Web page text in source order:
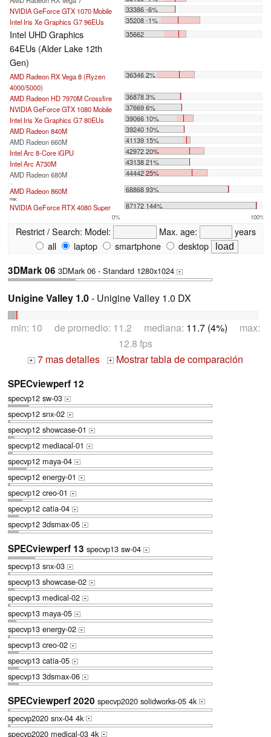
NVIDIA GeForce GTX 1070 Mobile
33386 -6%
Intel Iris Xe Graphics G7 96EUs
35208 -1%
Intel UHD Graphics
64EUs (Alder Lake 12th
Gen)
35662
AMD Radeon RX Vega 8 (Ryzen
4000/5000)
36346 2%
AMD Radeon HD 7970M Crossfire
36878 3%
NVIDIA GeForce GTX 1080 Mobile
37669 6%
Intel Iris Xe Graphics G7 80EUs
39066 10%
AMD Radeon 840M
39240 10%
AMD Radeon 660M
41139 15%
Intel Arc 8-Core iGPU
42972 20%
Intel Arc A730M
43138 21%
AMD Radeon 680M
44442 25%
...
AMD Radeon 860M 68868 93%
max:
NVIDIA GeForce RTX 4080 Super 87172 144%
0% 100%
Restrict / Search: Model: Max. age:
years
all
laptop smartphone desktop
3DMark 06 3DMark 06 - Standard 1280x1024 +
Unigine Valley 1.0- Unigine Valley 1.0 DX
min: 10 de promedio: 11.2 mediana: 11.7 (4%) max:
12.8 fps
+ 7 mas detalles + Mostrar tabla de comparación
SPECviewperf 12
specvp12 sw-03 +
specvp12 snx-02 +
specvp12 showcase-01 +
specvp12 mediacal-01 +
specvp12 maya-04 +
specvp12 energy-01 +
specvp12 creo-01 +
specvp12 catia-04 +
specvp12 3dsmax-05 +
SPECviewperf 13 specvp13 sw-04 +
specvp13 snx-03 +
specvp13 showcase-02 +
specvp13 medical-02 +
specvp13 maya-05 +
specvp13 energy-02 +
specvp13 creo-02 +
specvp13 catia-05 +
specvp13 3dsmax-06 +
SPECviewperf 2020 specvp2020 solidworks-05 4k +
specvp2020 snx-04 4k +
specvp2020 medical-03 4k +